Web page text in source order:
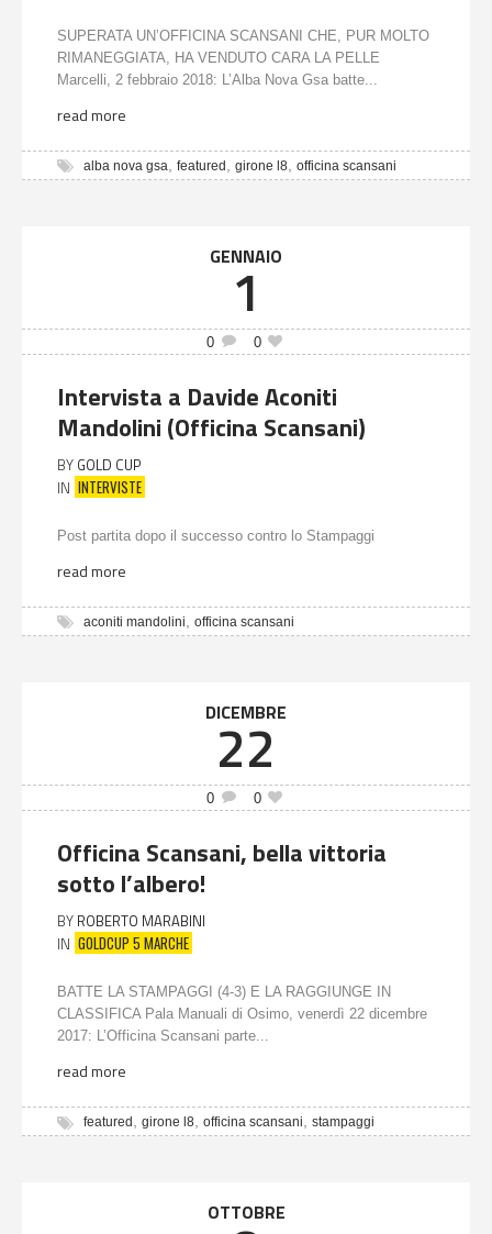
SUPERATA UN’OFFICINA SCANSANI CHE, PUR MOLTO
RIMANEGGIATA, HA VENDUTO CARA LA PELLE
Marcelli, 2 febbraio 2018: L’Alba Nova Gsa batte...
read more
alba nova gsa featured girone l8 officina scansani
GENNAIO
1
0 0
Intervista a Davide Aconiti
Mandolini (Officina Scansani)
BY GOLD CUP
IN INTERVISTE
Post partita dopo il successo contro lo Stampaggi
read more
aconiti mandolini officina scansani
DICEMBRE
22
0 0
Officina Scansani, bella vittoria
sotto l’albero!
BY ROBERTO MARABINI
IN GOLDCUP 5 MARCHE
BATTE LA STAMPAGGI (4-3) E LA RAGGIUNGE IN
CLASSIFICA Pala Manuali di Osimo, venerdì 22 dicembre
2017: L’Officina Scansani parte...
read more
featured , girone l8, officina scansani, stampaggi
OTTOBRE